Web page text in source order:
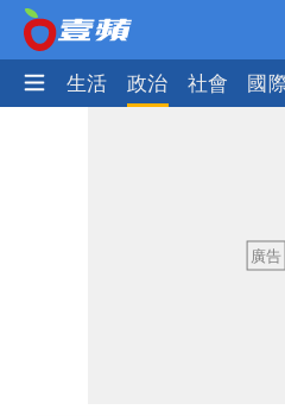
尚 生活 政治 社會 國
白海豚最新風雨